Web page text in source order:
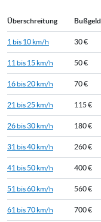
Überschreitung Bußgeld
1 bis 10 km/h 30 €
11 bis 15 km/h 50 €
16 bis 20 km/h 70 €
21 bis 25 km/h 115 €
26 bis 30 km/h 180 €
31 bis 40 km/h 260 €
41 bis 50 km/h 400 €
51 bis 60 km/h 560 €
61 bis 70 km/h 700 €